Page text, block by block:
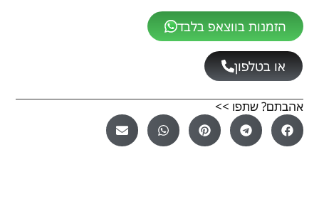
הזמנות בווצאפ בלבד
או בטלפון
אהבתם? שתפו >>